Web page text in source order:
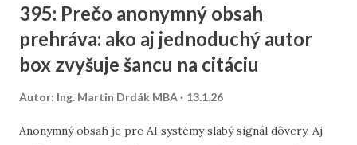
395: Prečo anonymný obsah
prehráva: ako aj jednoduchý autor
box zvyšuje šancu na citáciu
Autor: Ing. Martin Drdák MBA 13.1.26
Anonymný obsah je pre AI systémy slabý signál dôvery. Aj